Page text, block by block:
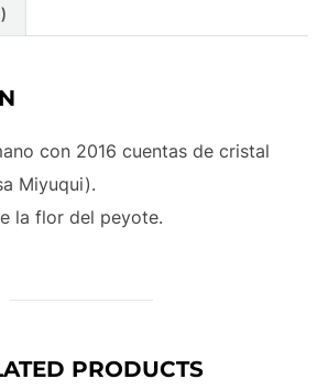
con 2016 cuentas de cristal
Miyuqui).
la flor del peyote.
PRODUCTS